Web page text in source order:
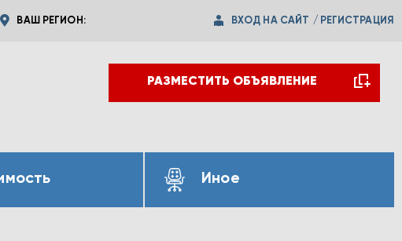
ВАШ РЕГИОН: ВХОД НА САЙТ / РЕГИСТРАЦИЯ
РАЗМЕСТИТЬ ОБЪЯВЛЕНИЕ
Иное